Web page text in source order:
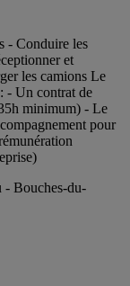
- Conduire les
et
les camions Le
- Un contrat de
minimum) - Le
pour
- Bouches-du-